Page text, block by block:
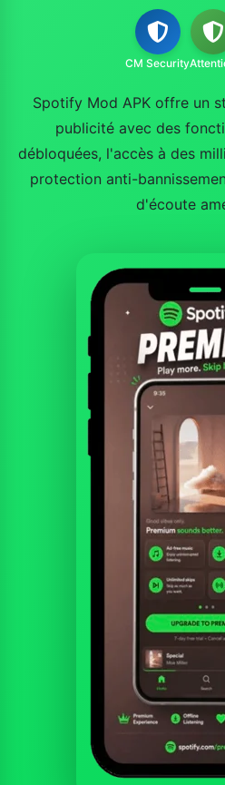
CM Security
Spotify Mod APK offre un
publicité avec des
débloquées, l'accès à des
protection anti-
d'écoute